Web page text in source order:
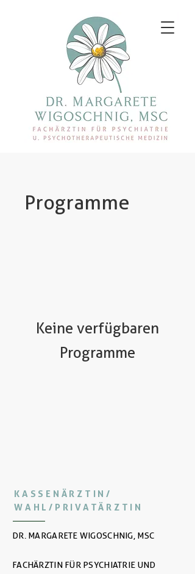
Programme
Keine verfügbaren
Programme
KASSENÄRZTIN/
WAHL/PRIVATÄRZTIN
DR. MARGARETE WIGOSCHNIG, MSC
FACHÄRZTIN FÜR PSYCHIATRIE UND